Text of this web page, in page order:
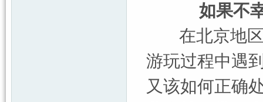
如果不
在北京地区
游玩过程中遇
又该如何正确